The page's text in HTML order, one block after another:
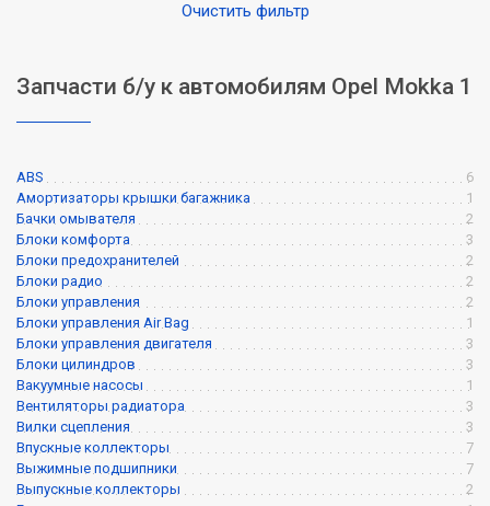
Очистить фильтр
Запчасти б/у к автомобилям Opel Mokka 1
ABS
6
Амортизаторы крышки багажника
1
Бачки омывателя
2
Блоки комфорта
3
Блоки предохранителей
2
Блоки радио
2
Блоки управления
2
Блоки управления Air Bag
1
Блоки управления двигателя
3
Блоки цилиндров
3
Вакуумные насосы
1
Вентиляторы радиатора
3
Вилки сцепления
3
Впускные коллекторы
7
Выжимные подшипники
7
Выпускные коллекторы
2